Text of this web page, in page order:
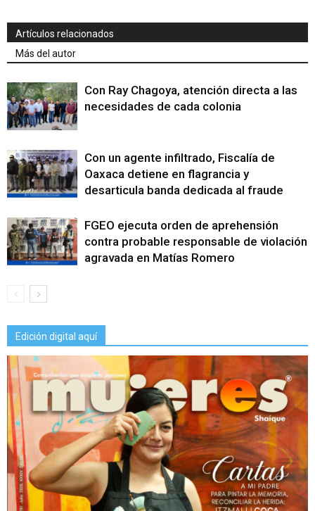
Artículos relacionados
Más del autor
Con Ray Chagoya, atención directa a las
necesidades de cada colonia
Con un agente infiltrado, Fiscalía de
Oaxaca detiene en flagrancia y
desarticula banda dedicada al fraude
FGEO ejecuta orden de aprehensión
contra probable responsable de violación
agravada en Matías Romero
Edición digital aquí